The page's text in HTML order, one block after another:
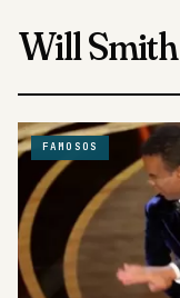
Will Smith
FAMOSOS